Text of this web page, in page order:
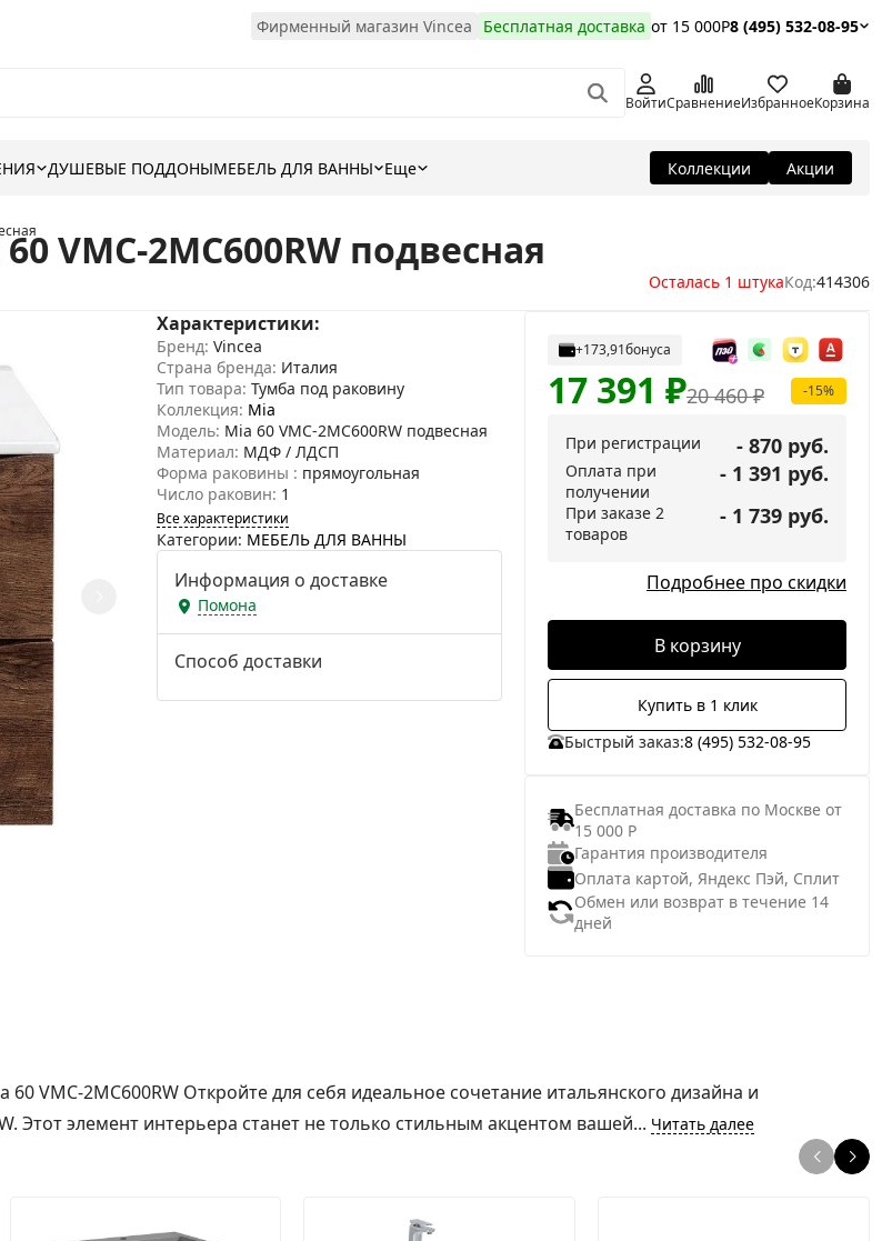
Фирменный магазин Vincea Бесплатная доставка от 15 000Р8 (495) 532-08-95
ВойтиСравнениеИзбранноеКорзина
ДУШЕВЫЕ ПОДДОНЫМЕБЕЛЬ ДЛЯ ВАННЫ Еще Коллекции Акции
VMC-2MC600RW подвесная
Осталась 1 штукаКод:414306
Характеристики:
Бренд: Vincea
Страна бренда: Италия
Тип товара: Тумба под раковину
Коллекция: Mia
Модель: Mia 60 VMC-2MC600RW подвесная
Материал: МДФ / ЛДСП
Форма раковины : прямоугольная
Число раковин: 1
Все характеристики
Категории: МЕБЕЛЬ ДЛЯ ВАННЫ
Информация о доставке
Помона
Способ доставки
+173,91бонуса
20 460₽
17 391 ₽ -15%
При регистрации - 870 руб.
Оплата при
получении
- 1 391 руб.
При заказе 2
товаров
- 1 739 руб.
Подробнее про скидки
В корзину
Купить в 1 клик
Быстрый заказ:8 (495) 532-08-95
Бесплатная доставка по Москве от
15 000 Р
Гарантия производителя
Оплата картой, Яндекс Пэй, Сплит
Обмен или возврат в течение 14
дней
VMC-2MC600RW Откройте для себя идеальное сочетание итальянского дизайна и
Этот элемент интерьера станет не только стильным акцентом вашей... Читать далее